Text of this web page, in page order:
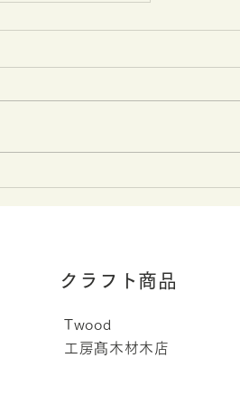
クラフト商品
Twood
工房髙木材木店